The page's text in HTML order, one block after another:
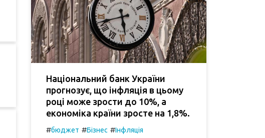
Національний банк України
прогнозує, що інфляція в цьому
році може зрости до 10%, а
економіка країни зросте на 1,8%.
#бюджет #Бізнес #Інфляція